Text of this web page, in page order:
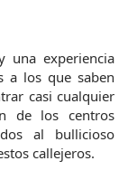
una experiencia
a los que saben
casi cualquier
de los centros
al bullicioso
callejeros.